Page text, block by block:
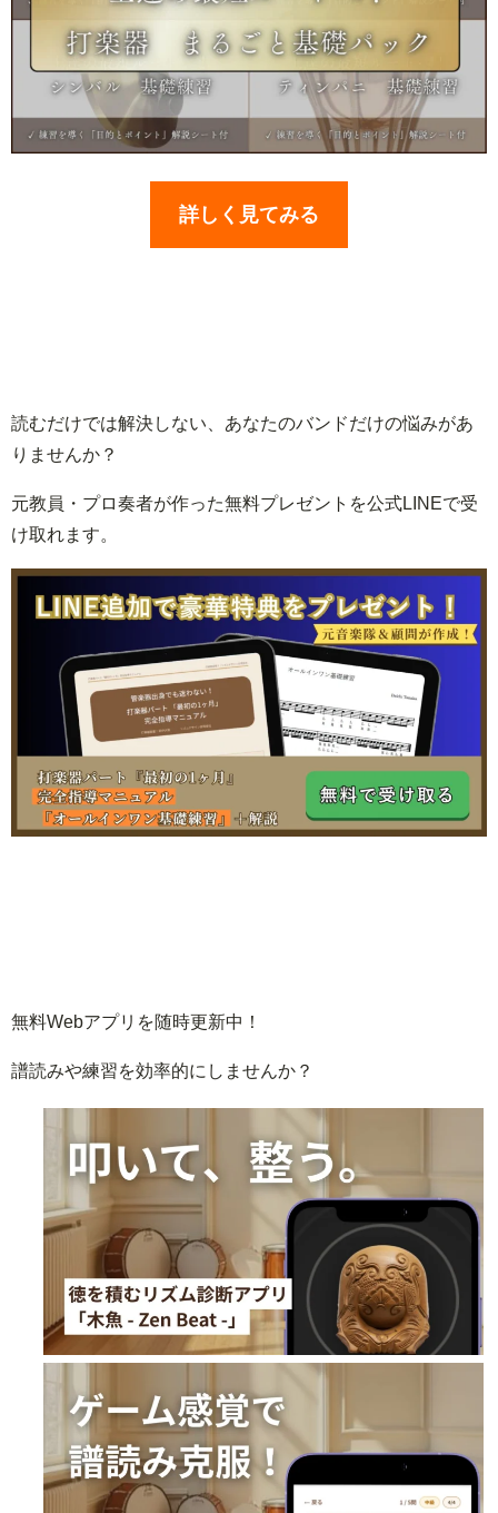
詳しく見てみる
読むだけでは解決しない、あなたのバンドだけの悩みがあ
りませんか？
元教員・プロ奏者が作った無料プレゼントを公式LINEで受
け取れます。
無料Webアプリを随時更新中！
譜読みや練習を効率的にしませんか？